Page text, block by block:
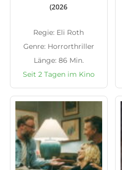
(2026
Regie: Eli Roth
Genre: Horrorthriller
Länge: 86 Min.
Seit 2 Tagen im Kino